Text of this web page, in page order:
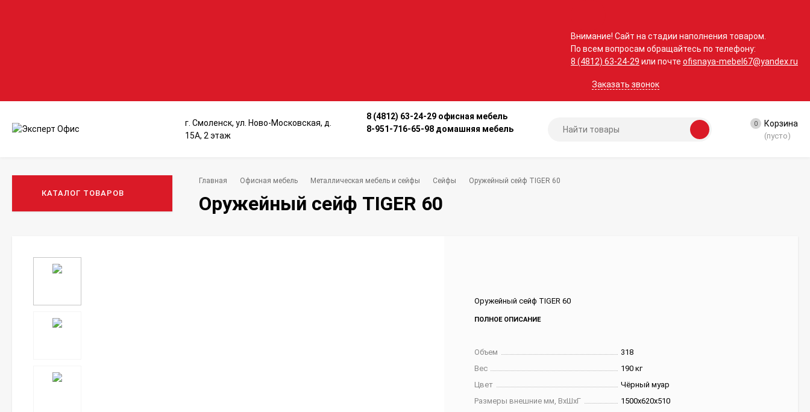
Внимание! Сайт на стадии наполнения товаром.
По всем вопросам обращайтесь по телефону:
8 (4812) 63-24-29 или почте ofisnaya-mebel67@yandex.ru
Заказать звонок
г. Смоленск, ул. Ново-Московская, д.
15А, 2 этаж
8 (4812) 63-24-29 офисная мебель
8-951-716-65-98 домашняя мебель
0 Корзина
(пусто)
КАТАЛОГ ТОВАРОВ
Главная Офисная мебель Металлическая мебель и сейфы Сейфы Оружейный сейф TIGER 60
Оружейный сейф TIGER 60
Оружейный сейф TIGER 60
ПОЛНОЕ ОПИСАНИЕ
Объем
318
Вес
190 кг
Цвет
Чёрный муар
Размеры внешние мм, ВхШхГ
1500х620х510